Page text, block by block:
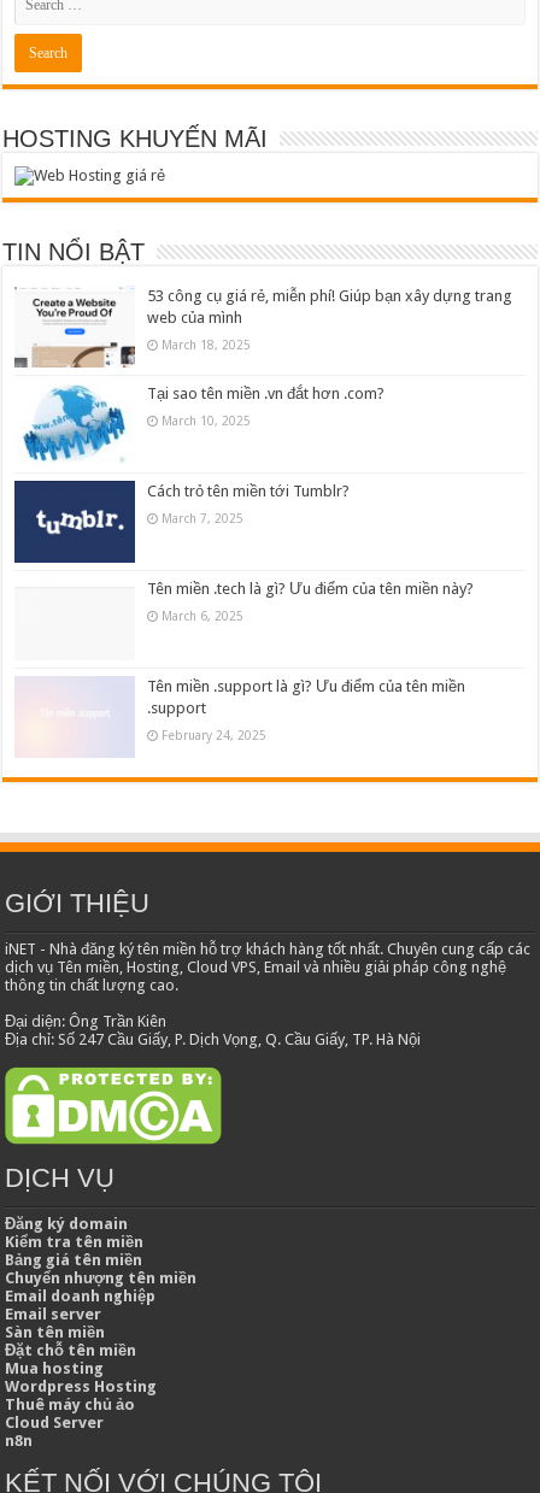
HOSTING KHUYẾN MÃI
TIN NỔI BẬT
53 công cụ giá rẻ, miễn phí! Giúp bạn xây dựng trang
web của mình
March 18, 2025
Tại sao tên miền .vn đắt hơn .com?
March 10, 2025
Cách trỏ tên miền tới Tumblr?
March 7, 2025
Tên miền .tech là gì? Ưu điểm của tên miền này?
March 6, 2025
Tên miền .support là gì? Ưu điểm của tên miền
.support
February 24, 2025
GIỚI THIỆU
iNET - Nhà đăng ký tên miền hỗ trợ khách hàng tốt nhất. Chuyên cung cấp các
dịch vụ Tên miền, Hosting, Cloud VPS, Email và nhiều giải pháp công nghệ
thông tin chất lượng cao.
Đại diện: Ông Trần Kiên
Địa chỉ: Số 247 Cầu Giấy, P. Dịch Vọng, Q. Cầu Giấy, TP. Hà Nội
DỊCH VỤ
Đăng ký domain
Kiểm tra tên miền
Bảng giá tên miền
Chuyển nhượng tên miền
Email doanh nghiệp
Email server
Sàn tên miền
Đặt chỗ tên miền
Mua hosting
Wordpress Hosting
Thuê máy chủ ảo
Cloud Server
n8n
KẾT NỐI VỚI CHÚNG TÔI